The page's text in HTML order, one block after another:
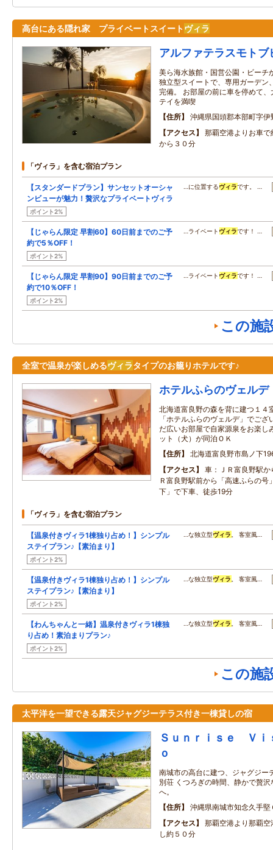
高台にある隠れ家 プライベートスイートヴィラ
アルファテラスモトブ
美ら海水族館・国営公園・ビーチ
独立型スイートで、専用ガーデン
完備。 お部屋の前に車を停めて
テイを満喫
住所
沖縄県国頭郡本部町字
アクセス
那覇空港よりお車
から３０分
「ヴィラ」を含む宿泊プラン
【スタンダードプラン】サンセットオーシャ
ンビューが魅力！贅沢なプライベートヴィラ
ポイント2%
…に位置するヴィラです。 …
【じゃらん限定 早割60】60日前までのご予
約で5％OFF！
ポイント2%
…ライベート ヴィラです！ …
【じゃらん限定 早割90】90日前までのご予
約で10％OFF！
ポイント2%
…ライベート ヴィラです！ …
この施
全室で温泉が楽しめるヴィラタイプのお籠りホテルです♪
ホテルふらのヴェルデ
北海道富良野の森を背に建つ１４
「ホテルふらのヴェルデ」でご
だ広いお部屋で自家源泉をお楽し
ット（犬）が同泊ＯＫ
住所
北海道富良野市島ノ下
アクセス
車：ＪＲ富良野駅
Ｒ富良野駅前から「高速ふらの号
下」で下車、徒歩19分
「ヴィラ」を含む宿泊プラン
【温泉付きヴィラ1棟独り占め！】シンプル
ステイプラン♪【素泊まり】
ポイント2%
…な独立型ヴィラ 。 客室風…
【温泉付きヴィラ1棟独り占め！】シンプル
ステイプラン♪【素泊まり】
ポイント2%
…な独立型ヴィラ 。 客室風…
【わんちゃんと一緒】温泉付きヴィラ1棟独
り占め！素泊まりプラン♪
ポイント2%
…な独立型ヴィラ 。 客室風…
この施
太平洋を一望できる露天ジャグジーテラス付き一棟貸しの宿
Ｓｕｎｒｉｓｅ Ｖ
ｏ
南城市の高台に建つ、ジャグジー
別荘 くつろぎの時間、静かで贅
へ。
住所
沖縄県南城市知念久手堅
アクセス
那覇空港より那覇
し約５０分